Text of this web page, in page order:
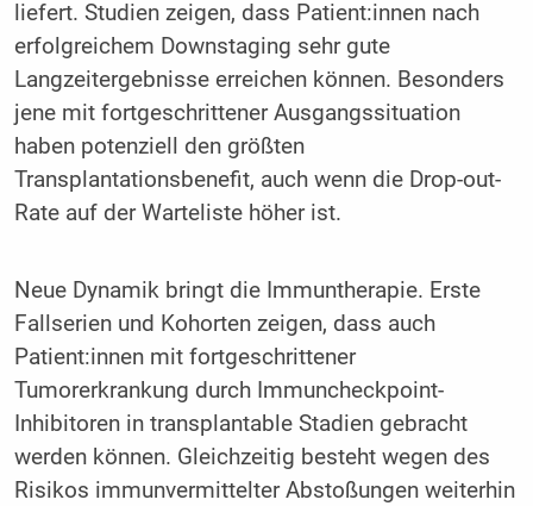
liefert. Studien zeigen, dass Patient:innen nach
erfolgreichem Downstaging sehr gute
Langzeitergebnisse erreichen können. Besonders
jene mit fortgeschrittener Ausgangssituation
haben potenziell den größten
Transplantationsbenefit, auch wenn die Drop-out-
Rate auf der Warteliste höher ist.
Neue Dynamik bringt die Immuntherapie. Erste
Fallserien und Kohorten zeigen, dass auch
Patient:innen mit fortgeschrittener
Tumorerkrankung durch Immuncheckpoint-
Inhibitoren in transplantable Stadien gebracht
werden können. Gleichzeitig besteht wegen des
Risikos immunvermittelter Abstoßungen weiterhin